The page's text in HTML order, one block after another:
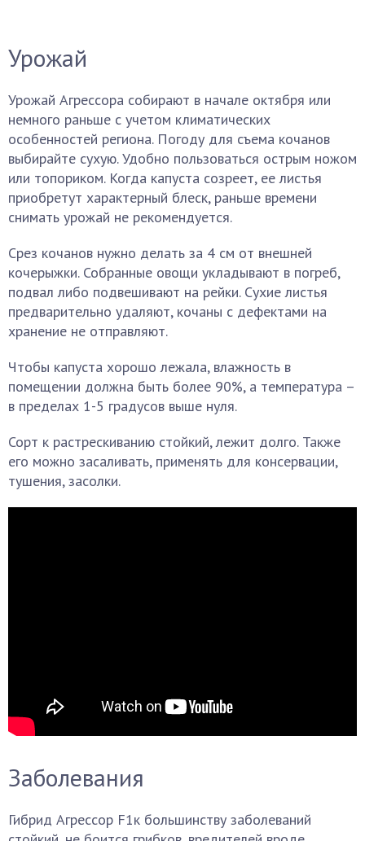
Урожай
Урожай Агрессора собирают в начале октября или
немного раньше с учетом климатических
особенностей региона. Погоду для съема кочанов
выбирайте сухую. Удобно пользоваться острым ножом
или топориком. Когда капуста созреет, ее листья
приобретут характерный блеск, раньше времени
снимать урожай не рекомендуется.
Срез кочанов нужно делать за 4 см от внешней
кочерыжки. Собранные овощи укладывают в погреб,
подвал либо подвешивают на рейки. Сухие листья
предварительно удаляют, кочаны с дефектами на
хранение не отправляют.
Чтобы капуста хорошо лежала, влажность в
помещении должна быть более 90%, а температура –
в пределах 1-5 градусов выше нуля.
Сорт к растрескиванию стойкий, лежит долго. Также
его можно засаливать, применять для консервации,
тушения, засолки.
Заболевания
Гибрид Агрессор F1к большинству заболеваний